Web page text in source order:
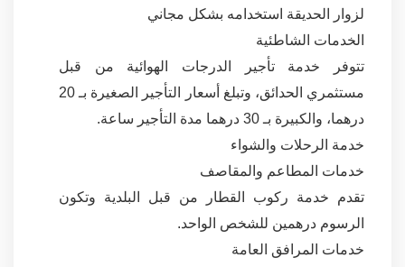
لزوار الحديقة استخدامه بشكل مجاني
الخدمات الشاطئية
تتوفر خدمة تأجير الدرجات الهوائية من قبل
مستثمري الحدائق، وتبلغ أسعار التأجير الصغيرة بـ 20
درهما، والكبيرة بـ 30 درهما مدة التأجير ساعة.
خدمة الرحلات والشواء
خدمات المطاعم والمقاصف
تقدم خدمة ركوب القطار من قبل البلدية وتكون
الرسوم درهمين للشخص الواحد.
خدمات المرافق العامة